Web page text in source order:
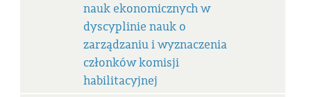
nauk ekonomicznych w
dyscyplinie nauk o
zarządzaniu i wyznaczenia
członków komisji
habilitacyjnej